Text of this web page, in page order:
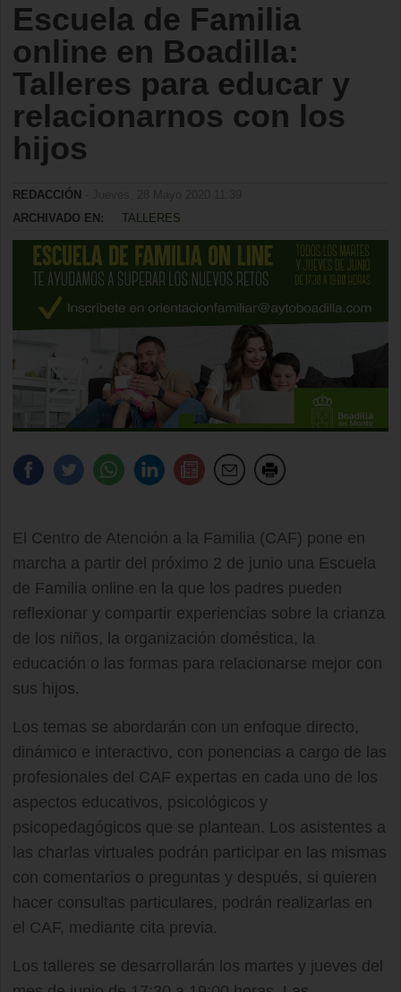
Escuela de Familia
online en Boadilla:
Talleres para educar y
relacionarnos con los
hijos
REDACCIÓN
ARCHIVADO EN:
TALLERES
El Centro de Atención a la Familia (CAF) pone en
marcha a partir del próximo 2 de junio una Escuela
de Familia online en la que los padres pueden
reflexionar y compartir experiencias sobre la crianza
de los niños, la organización doméstica, la
educación o las formas para relacionarse mejor con
sus hijos.
Los temas se abordarán con un enfoque directo,
dinámico e interactivo, con ponencias a cargo de las
profesionales del CAF expertas en cada uno de los
aspectos educativos, psicológicos y
psicopedagógicos que se plantean. Los asistentes a
las charlas virtuales podrán participar en las mismas
con comentarios o preguntas y después, si quieren
hacer consultas particulares, podrán realizarlas en
el CAF, mediante cita previa.
Los talleres se desarrollarán los martes y jueves del